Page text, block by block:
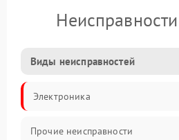
Виды неисправностей
Электроника
Прочие неисправности